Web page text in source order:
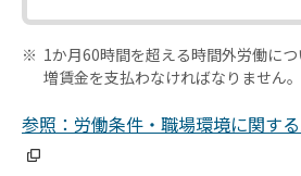
1か月60時間を超える時間外労働に
増賃金を支払わなければなりません。
参照：労働条件・職場環境に関す